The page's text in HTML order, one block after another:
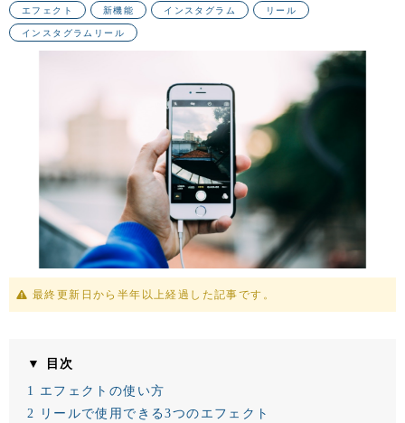
エフェクト 新機能 インスタグラム リール
インスタグラムリール
最終更新日から半年以上経過した記事です。
▼ 目次
1 エフェクトの使い方
2 リールで使用できる3つのエフェクト